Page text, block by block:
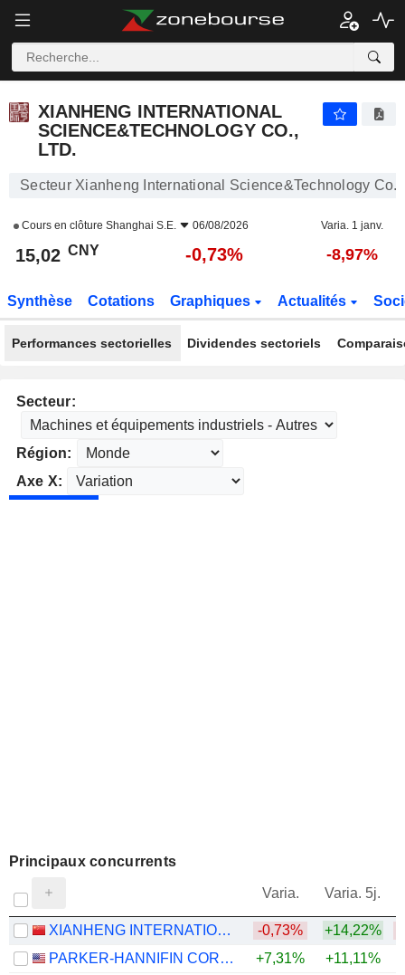
XIANHENG INTERNATIONAL
SCIENCE&TECHNOLOGY CO.,
LTD.
Secteur Xianheng International Science&Technology Co.,
Cours en clôture Shanghai S.E. 06/08/2026 Varia. 1 janv.
15,02 CNY -0,73% -8,97%
Synthèse Cotations Graphiques Actualités
Performances sectorielles Dividendes sectoriels
Secteur:
Région:
Axe X:
Principaux concurrents
Varia. Varia. 5j.
XIANHENG INTERNATIONAL SCIENCE&TECHNOLOGY CO., LTD.
-0,73% +14,22%
PARKER-HANNIFIN CORPORATION
+7,31% +11,11%